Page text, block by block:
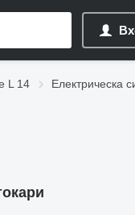
L 14
Електрическа